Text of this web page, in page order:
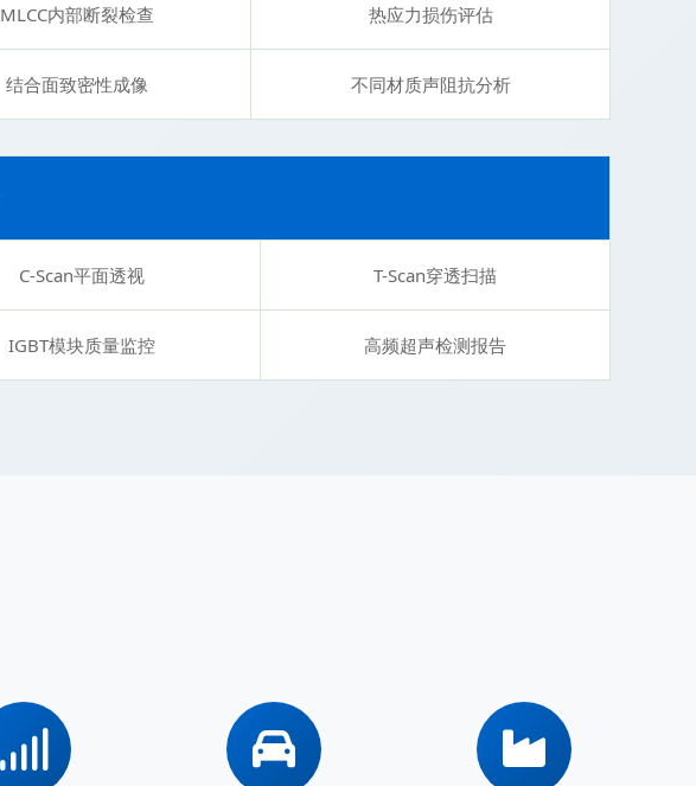
MLCC内部断裂检查 热应力损伤评估
结合面致密性成像 不同材质声阻抗分析
C-Scan平面透视 T-Scan穿透扫描
IGBT模块质量监控 高频超声检测报告